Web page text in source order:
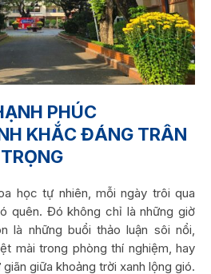
PHÚC
KHẮC ĐÁNG TRÂN
TRỌNG
học tự nhiên, mỗi ngày trôi qua
quên. Đó không chỉ là những giờ
là những buổi thảo luận sôi nổi,
mài trong phòng thí nghiệm, hay
giữa khoảng trời xanh lộng gió.